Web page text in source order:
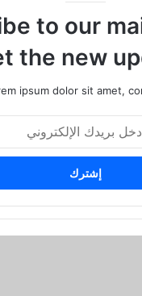
to our
the new
ipsum dolor sit amet,